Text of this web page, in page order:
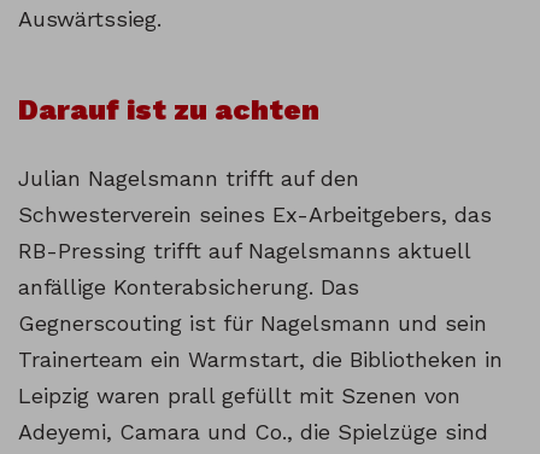
Auswärtssieg.
Darauf ist zu achten
Julian Nagelsmann trifft auf den
Schwesterverein seines Ex-Arbeitgebers, das
RB-Pressing trifft auf Nagelsmanns aktuell
anfällige Konterabsicherung. Das
Gegnerscouting ist für Nagelsmann und sein
Trainerteam ein Warmstart, die Bibliotheken in
Leipzig waren prall gefüllt mit Szenen von
Adeyemi, Camara und Co., die Spielzüge sind